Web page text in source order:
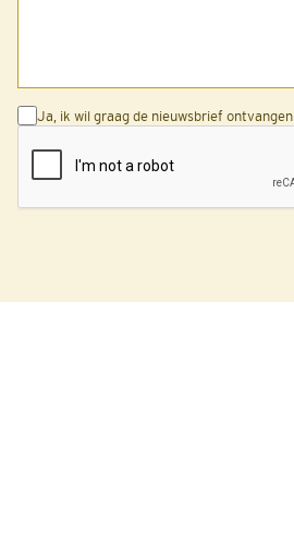
Ja, ik wil graag de nieuwsbrief ontvangen